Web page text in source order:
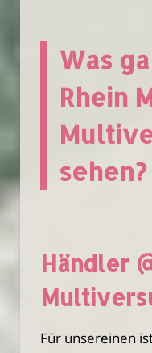
Was
Rhein
sehen?
Händler
Für unsereinen